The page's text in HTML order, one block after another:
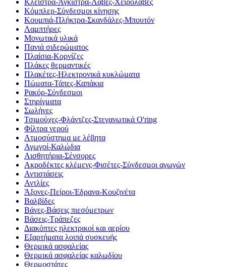
Κλείστρα-Άγκιστρα-Λαβές-Χειρολαβές
Κόμπλερ-Σύνδεσμοι κίνησης
Κουμπιά-Πλήκτρα-Σκανδάλες-Μπουτόν
Λαμπτήρες
Μονωτικά υλικά
Πανιά σιδερώματος
Πλαίσια-Κορνίζες
Πλάκες θερμαντικές
Πλακέτες-Ηλεκτρονικά κυκλώματα
Πώματα-Τάπες-Καπάκια
Ρακόρ-Σύνδεσμοι
Στηρίγματα
Σωλήνες
Τσιμούχες-Φλάντζες-Στεγανωτικά O'ring
Φίλτρα νερού
Ατμοσύστημα με λέβητα
Αγωγοί-Καλώδια
Αισθητήρια-Σένσορες
Ακροδέκτες κλέμενς-Φισέτες-Σύνδεσμοι αγωγών
Αντιστάσεις
Αντλίες
Άξονες-Πείροι-Έδρανα-Κουζινέτα
Βαλβίδες
Βάνες-Βάσεις πιεσόμετρων
Βάσεις-Τράπεζες
Διακόπτες ηλεκτρικοί και αερίου
Εξαρτήματα λοιπά συσκευής
Θερμικά ασφαλείας
Θερμικά ασφαλείας καλωδίου
Θερμοστάτες